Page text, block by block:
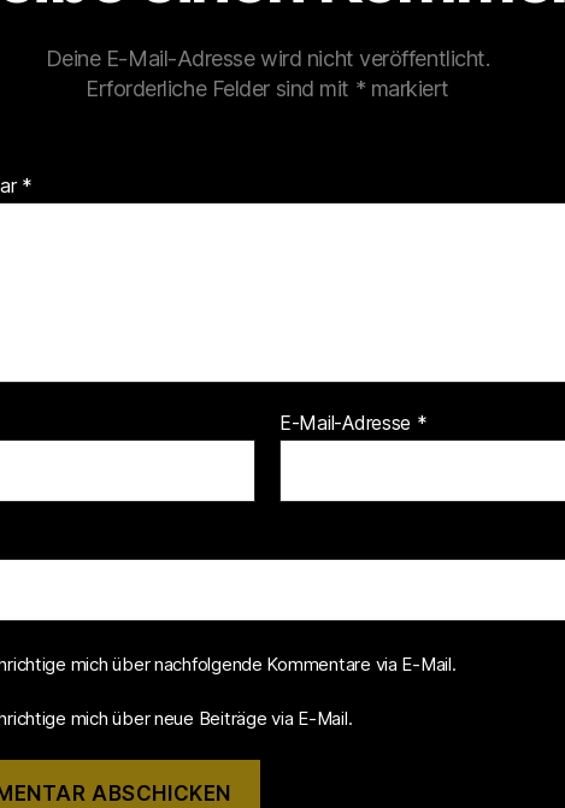
Deine E-Mail-Adresse wird nicht veröffentlicht.
Erforderliche Felder sind mit * markiert
*
E-Mail-Adresse *
mich über nachfolgende Kommentare via E-Mail.
mich über neue Beiträge via E-Mail.